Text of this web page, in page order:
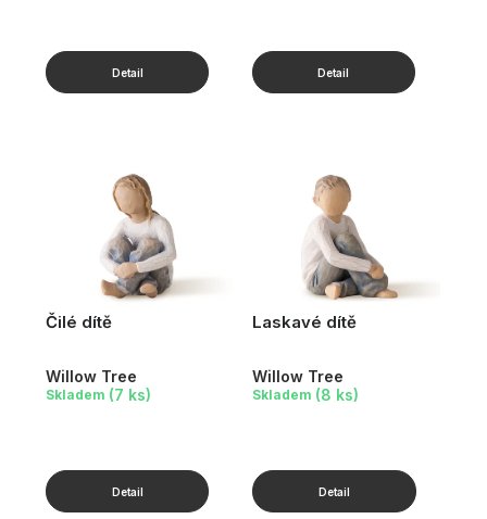
Čilé dítě
Willow Tree
Skladem (7 ks)
Laskavé dítě
Willow Tree
Skladem (8 ks)